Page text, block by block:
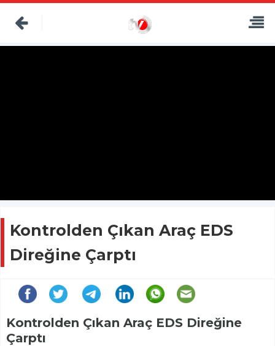
Kontrolden Çıkan Araç EDS
Direğine Çarptı
Kontrolden Çıkan Araç EDS Direğine
Çarptı